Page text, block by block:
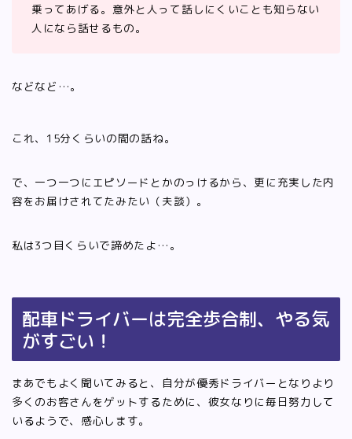
乗ってあげる。意外と人って話しにくいことも知らない
人になら話せるもの。
などなど…。
これ、15分くらいの間の話ね。
で、一つ一つにエピソードとかのっけるから、更に充実した内
容をお届けされてたみたい（夫談）。
私は3つ目くらいで諦めたよ…。
配車ドライバーは完全歩合制、やる気
がすごい！
まあでもよく聞いてみると、自分が優秀ドライバーとなりより
多くのお客さんをゲットするために、彼女なりに毎日努力して
いるようで、感心します。